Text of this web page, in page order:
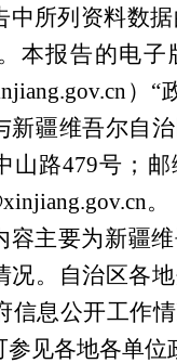
中所列资料数
本报告的电
）“
新疆维吾尔自
山路479号；邮
。
容主要为新疆
况。自治区各
信息公开工作
见各地各单位